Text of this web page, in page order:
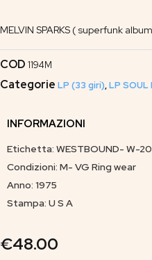
MELVIN SPARKS ( superfunk
COD 1194M
Categorie LP (33 giri),LP SOUL
INFORMAZIONI
Etichetta: WESTBOUND- W-
Condizioni: M- VG Ring wear
Anno: 1975
Stampa: U S A
€48.00